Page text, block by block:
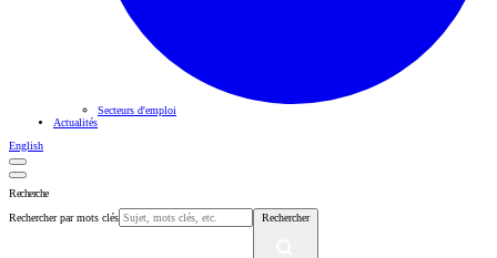
Secteurs d'emploi
Actualités
English
Recherche
Rechercher par mots clés Rechercher